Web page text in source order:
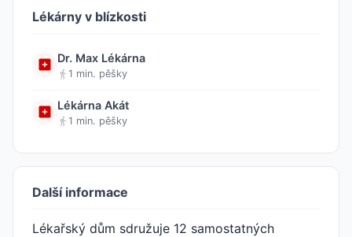
Lékárny v blízkosti
Dr. Max Lékárna
1 min. pěšky
Lékárna Akát
1 min. pěšky
Další informace
Lékařský dům sdružuje 12 samostatných